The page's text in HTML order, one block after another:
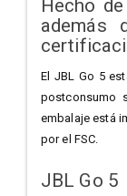
Hecho
además
El JBL Go 5
postconsumo
embalaje está
por el FSC.
JBL Go 5